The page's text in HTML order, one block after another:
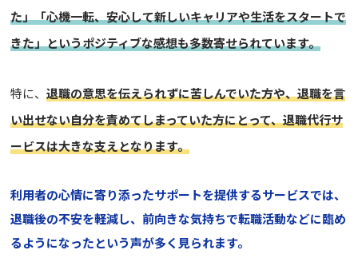
た」「心機一転、安心して新しいキャリアや生活をスタートで
きた」というポジティブな感想も多数寄せられています。
特に、退職の意思を伝えられずに苦しんでいた方や、退職を言
い出せない自分を責めてしまっていた方にとって、退職代行サ
ービスは大きな支えとなります。
利用者の心情に寄り添ったサポートを提供するサービスでは、
退職後の不安を軽減し、前向きな気持ちで転職活動などに臨め
るようになったという声が多く見られます。